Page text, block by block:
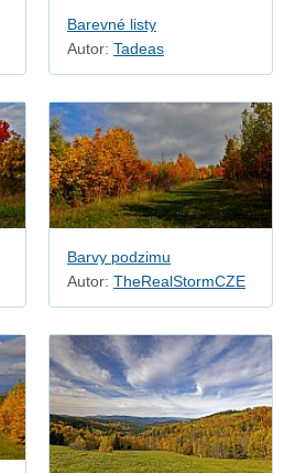
Barevné listy
Autor: Tadeas
Barvy podzimu
Autor: TheRealStormCZE